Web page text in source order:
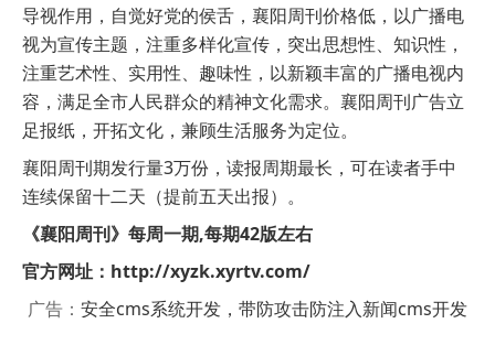
导视作用，自觉好党的侯舌，襄阳周刊价格低，以广播电
视为宣传主题，注重多样化宣传，突出思想性、知识性，
注重艺术性、实用性、趣味性，以新颖丰富的广播电视内
容，满足全市人民群众的精神文化需求。襄阳周刊广告立
足报纸，开拓文化，兼顾生活服务为定位。
襄阳周刊期发行量3万份，读报周期最长，可在读者手中
连续保留十二天（提前五天出报）。
《襄阳周刊》每周一期,每期42版左右
官方网址：http://xyzk.xyrtv.com/
广告： 安全cms系统开发，带防攻击防注入新闻cms开发